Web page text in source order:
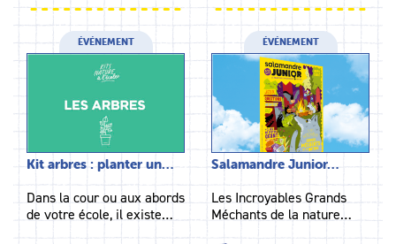
ÉVÉNEMENT
Kit arbres : planter un…
Dans la cour ou aux abords
de votre école, il existe…
ÉVÉNEMENT
Salamandre Junior…
Les Incroyables Grands
Méchants de la nature…